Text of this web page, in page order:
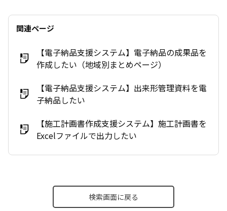
関連ページ
【電子納品支援システム】電子納品の成果品を
作成したい（地域別まとめページ）
【電子納品支援システム】出来形管理資料を電
子納品したい
【施工計画書作成支援システム】施工計画書を
Excelファイルで出力したい
検索画面に戻る